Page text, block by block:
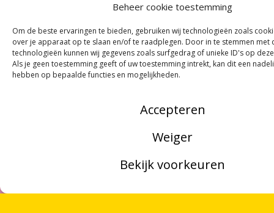
Beheer cookie toestemming
Om de beste ervaringen te bieden, gebruiken wij technologieën zoals
over je apparaat op te slaan en/of te raadplegen. Door in te stemmen met
technologieën kunnen wij gegevens zoals surfgedrag of unieke ID's op
Als je geen toestemming geeft of uw toestemming intrekt, kan dit een
hebben op bepaalde functies en mogelijkheden.
Accepteren
Weiger
Bekijk voorkeuren
Munnekeholm 2